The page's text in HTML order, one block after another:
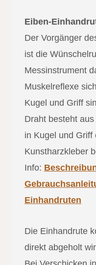
Eiben-
Der Vorgänger
ist die
Messinstrument
Muskelreflexe
Kugel und Griff
Draht besteht
in Kugel und
Kunstharzkleber
Info:
Einhandruten
Die Einhandrute
direkt abgeholt